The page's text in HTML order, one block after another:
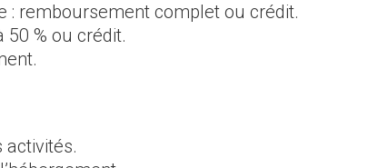
: remboursement complet ou crédit.
% ou crédit.
activités.